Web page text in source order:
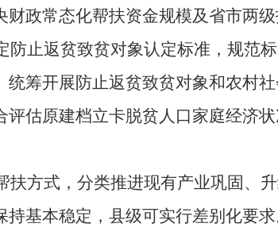
政常态化帮扶资金规模及省市两
返贫致贫对象认定标准，规范
筹开展防止返贫致贫对象和农村
估原建档立卡脱贫人口家庭经济
式，分类推进现有产业巩固、
基本稳定，县级可实行差别化要